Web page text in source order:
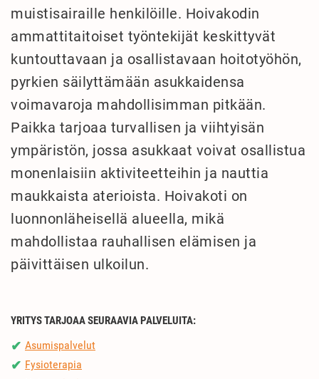
muistisairaille henkilöille. Hoivakodin
ammattitaitoiset työntekijät keskittyvät
kuntouttavaan ja osallistavaan hoitotyöhön,
pyrkien säilyttämään asukkaidensa
voimavaroja mahdollisimman pitkään.
Paikka tarjoaa turvallisen ja viihtyisän
ympäristön, jossa asukkaat voivat osallistua
monenlaisiin aktiviteetteihin ja nauttia
maukkaista aterioista. Hoivakoti on
luonnonläheisellä alueella, mikä
mahdollistaa rauhallisen elämisen ja
päivittäisen ulkoilun.
YRITYS TARJOAA SEURAAVIA PALVELUITA:
✔ Asumispalvelut
✔ Fysioterapia